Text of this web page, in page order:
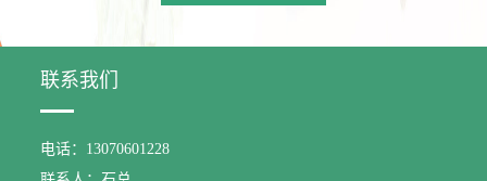
联系我们
电话：13070601228